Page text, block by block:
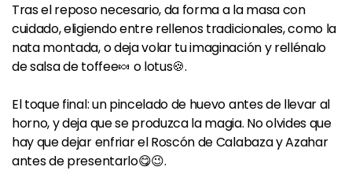
Tras el reposo necesario, da forma a la masa con
cuidado, eligiendo entre rellenos tradicionales, como la
nata montada, o deja volar tu imaginación y rellénalo
de salsa de toffee🍬 o lotus🍪.
El toque final: un pincelado de huevo antes de llevar al
horno, y deja que se produzca la magia. No olvides que
hay que dejar enfriar el Roscón de Calabaza y Azahar
antes de presentarlo😋😉.